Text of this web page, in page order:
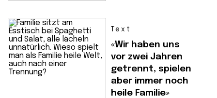
Text
«Wir haben uns
vor zwei Jahren
getrennt, spielen
aber immer noch
heile Familie»